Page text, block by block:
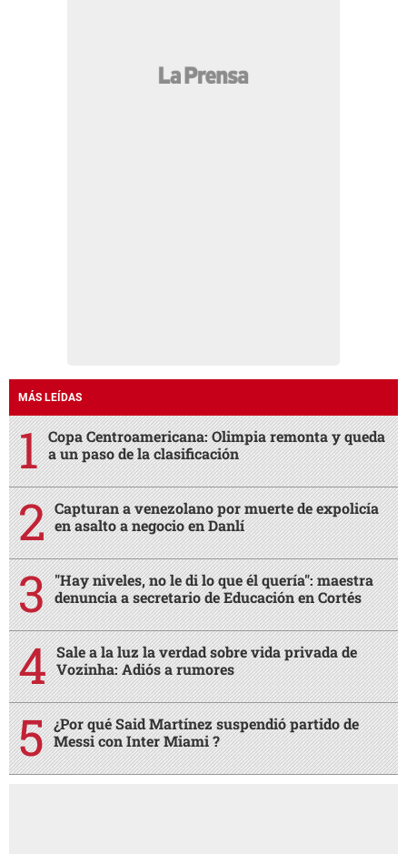
MÁS LEÍDAS
Copa Centroamericana: Olimpia remonta y queda
a un paso de la clasificación
Capturan a venezolano por muerte de expolicía
en asalto a negocio en Danlí
"Hay niveles, no le di lo que él quería": maestra
denuncia a secretario de Educación en Cortés
Sale a la luz la verdad sobre vida privada de
Vozinha: Adiós a rumores
¿Por qué Said Martínez suspendió partido de
Messi con Inter Miami ?